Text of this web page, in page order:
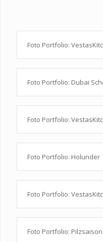
Foto Portfolio:
Foto Portfolio: Dubai
Foto Portfolio:
Foto Portfolio: Holunder
Foto Portfolio:
Foto Portfolio: Pilzsaison